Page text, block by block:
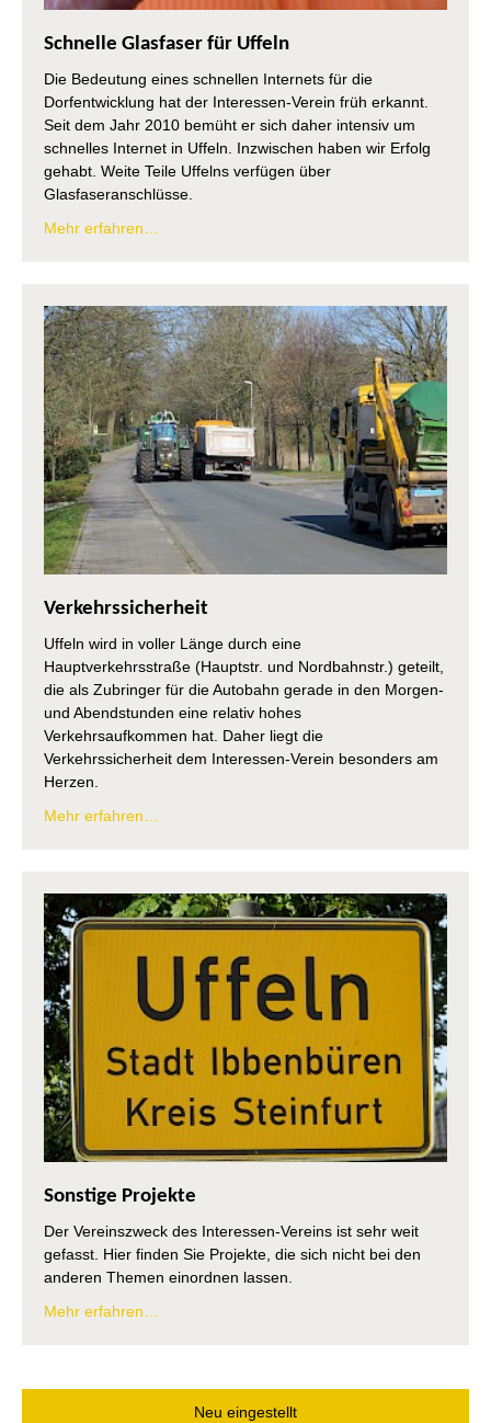
Schnelle Glasfaser für Uffeln
Die Bedeutung eines schnellen Internets für die
Dorfentwicklung hat der Interessen-Verein früh erkannt.
Seit dem Jahr 2010 bemüht er sich daher intensiv um
schnelles Internet in Uffeln. Inzwischen haben wir Erfolg
gehabt. Weite Teile Uffelns verfügen über
Glasfaseranschlüsse.
Mehr erfahren…
Verkehrssicherheit
Uffeln wird in voller Länge durch eine
Hauptverkehrsstraße (Hauptstr. und Nordbahnstr.) geteilt,
die als Zubringer für die Autobahn gerade in den Morgen-
und Abendstunden eine relativ hohes
Verkehrsaufkommen hat. Daher liegt die
Verkehrssicherheit dem Interessen-Verein besonders am
Herzen.
Mehr erfahren…
Sonstige Projekte
Der Vereinszweck des Interessen-Vereins ist sehr weit
gefasst. Hier finden Sie Projekte, die sich nicht bei den
anderen Themen einordnen lassen.
Mehr erfahren…
Neu eingestellt